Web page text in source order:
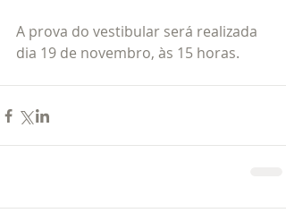
A prova do vestibular será realizada
dia 19 de novembro, às 15 horas.